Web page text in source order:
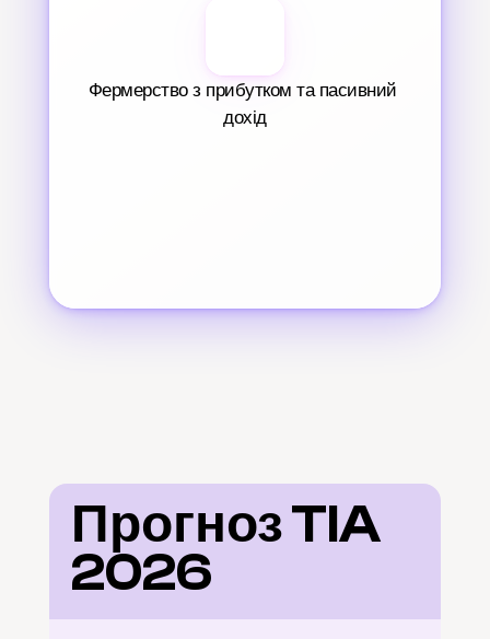
Фермерство з прибутком та пасивний
дохід
Прогноз TIA
2026